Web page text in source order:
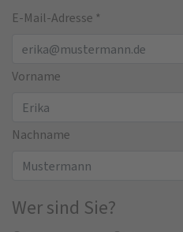
E-Mail-Adresse *
Vorname
Nachname
Wer sind Sie?